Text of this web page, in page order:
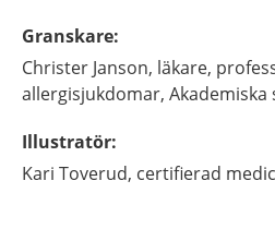
Granskare:
Christer Janson, läkare,
allergisjukdomar, Akademiska
Illustratör:
Kari Toverud, certifierad